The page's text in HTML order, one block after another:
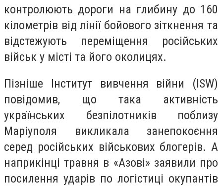
контролюють дороги на глибину до 160
кілометрів від лінії бойового зіткнення та
відстежують переміщення російських
військ у місті та його околицях.
Пізніше Інститут вивчення війни (ISW)
повідомив, що така активність
українських безпілотників поблизу
Маріуполя викликала занепокоєння
серед російських військових блогерів. А
наприкінці травня в «Азові» заявили про
посилення ударів по логістиці окупантів